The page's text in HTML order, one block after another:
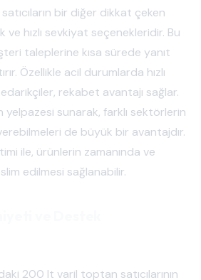
bir diğer dikkat çeken
ve hızlı sevkiyat seçenekleridir. Bu
taleplerine kısa sürede yanıt
Özellikle acil durumlarda hızlı
rekabet avantajı sağlar.
yelpazesi sunarak, farklı sektörlerin
de büyük bir avantajdır.
ile, ürünlerin zamanında ve
edilmesi sağlanabilir.
200 lt varil toptan satıcılarının